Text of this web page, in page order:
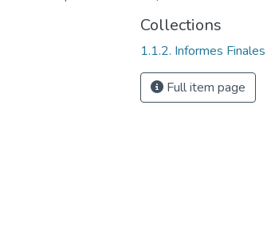
Collections
1.1.2. Informes Finales
Full item page